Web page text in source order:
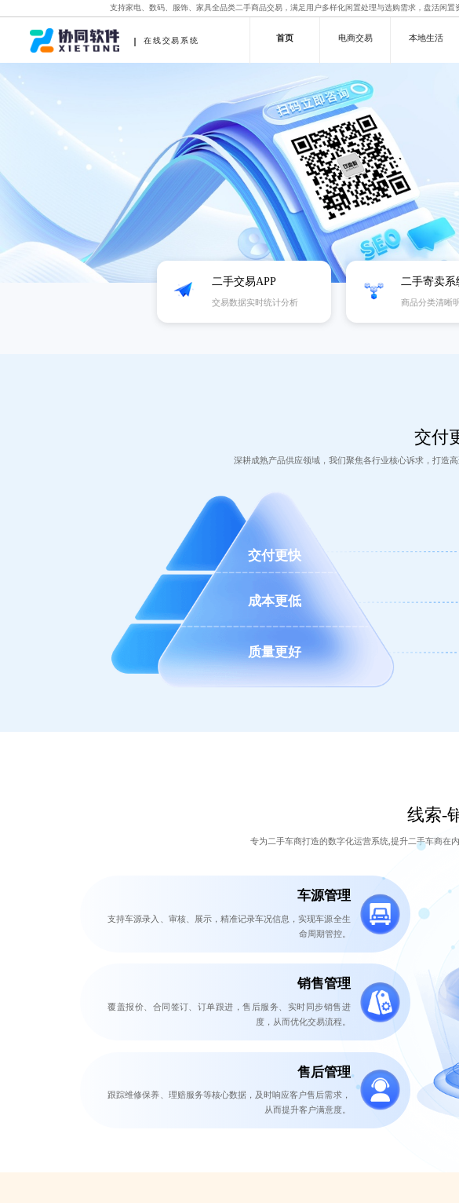
支持家电、数码、服饰、家具全品类二手商品交易，满足用户多样化闲置处理与选购需求，盘活闲置
在线交易系统 首页 电商交易 本地生活
二手交易APP
交易数据实时统计分析
二手寄卖系
商品分类清晰
交付
深耕成熟产品供应领域，我们聚焦各行业核心诉求，打造
交付更快
成本更低
质量更好
线索-
专为二手车商打造的数字化运营系统,提升二手车商在
车源管理
支持车源录入、审核、展示，精准记录车况信息，实现车源全生
命周期管控。
销售管理
覆盖报价、合同签订、订单跟进，售后服务、实时同步销售进
度，从而优化交易流程。
售后管理
跟踪维修保养、理赔服务等核心数据，及时响应客户售后需求，
从而提升客户满意度。